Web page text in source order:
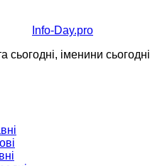
Info-Day.pro
сьогодні, іменини сьогодні